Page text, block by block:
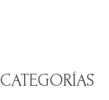
CATEGORÍAS